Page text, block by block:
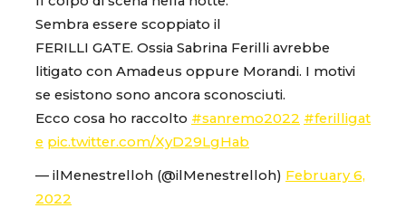
Sembra essere scoppiato il
FERILLI GATE. Ossia Sabrina Ferilli avrebbe
litigato con Amadeus oppure Morandi. I motivi
se esistono sono ancora sconosciuti.
Ecco cosa ho raccolto #sanremo2022 #ferilligat
e pic.twitter.com/XyD29LgHab
— ilMenestrelloh (@ilMenestrelloh) February 6,
2022